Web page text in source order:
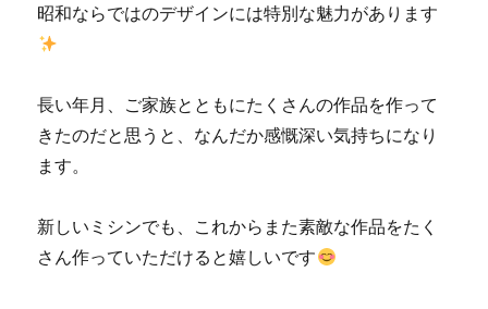
昭和ならではのデザインには特別な魅力があります
長い年月、ご家族とともにたくさんの作品を作って
きたのだと思うと、なんだか感慨深い気持ちになり
ます。
新しいミシンでも、これからまた素敵な作品をたく
さん作っていただけると嬉しいです